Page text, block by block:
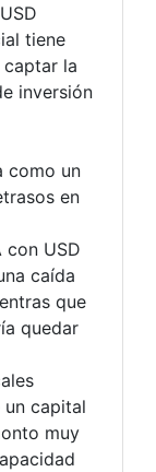
tiene
la
inversión
como un
en
con USD
caída
que
quedar
un capital
muy